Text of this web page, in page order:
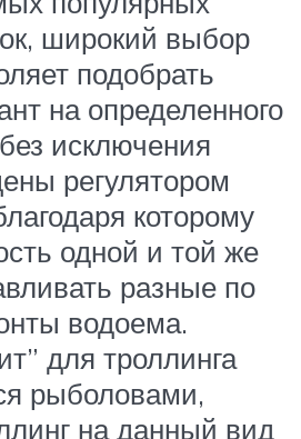
широкий выбор
подобрать
на определенного
исключения
регулятором
которому
одной и той же
разные по
водоема.
для троллинга
рыболовами,
на данный вид